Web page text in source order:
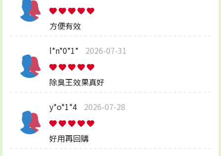
方便有效
l*n*0*1* 2026-07-31
除臭王效果真好
y*o*1*4 2026-07-28
好用再回購